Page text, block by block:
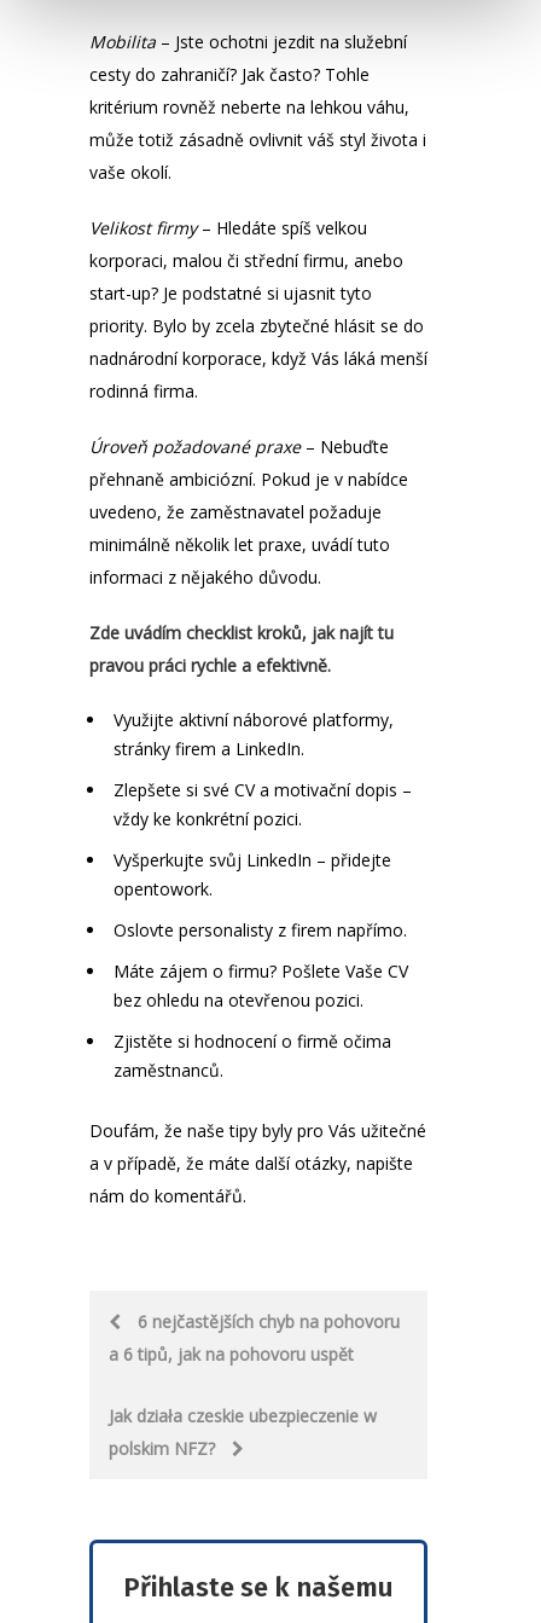
Mobilita – Jste ochotni jezdit na služební
cesty do zahraničí? Jak často? Tohle
kritérium rovněž neberte na lehkou váhu,
může totiž zásadně ovlivnit váš styl života i
vaše okolí.
Velikost firmy– Hledáte spíš velkou
korporaci, malou či střední firmu, anebo
start-up? Je podstatné si ujasnit tyto
priority. Bylo by zcela zbytečné hlásit se do
nadnárodní korporace, když Vás láká menší
rodinná firma.
Úroveň požadované praxe– Nebuďte
přehnaně ambiciózní. Pokud je v nabídce
uvedeno, že zaměstnavatel požaduje
minimálně několik let praxe, uvádí tuto
informaci z nějakého důvodu.
Zde uvádím checklist kroků, jak najít tu
pravou práci rychle a efektivně.
Využijte aktivní náborové platformy,
stránky firem a LinkedIn.
Zlepšete si své CV a motivační dopis –
vždy ke konkrétní pozici.
Vyšperkujte svůj LinkedIn – přidejte
opentowork.
Oslovte personalisty z firem napřímo.
Máte zájem o firmu? Pošlete Vaše CV
bez ohledu na otevřenou pozici.
Zjistěte si hodnocení o firmě očima
zaměstnanců.
Doufám, že naše tipy byly pro Vás užitečné
a v případě, že máte další otázky, napište
nám do komentářů.
Post
navigation
6 nejčastějších chyb na pohovoru
a 6 tipů, jak na pohovoru uspět
Jak działa czeskie ubezpieczenie w
polskim NFZ?
Přihlaste se k našemu